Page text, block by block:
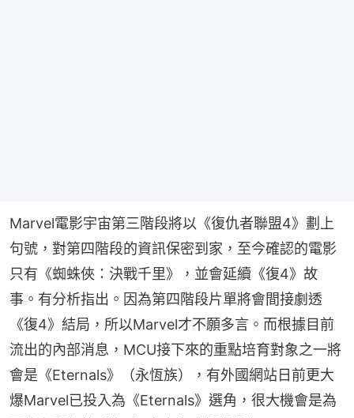
Marvel電影宇宙第三階段將以《復仇者聯盟4》劃上
句號，對第四階段的資訊保密到家，至今確認的電影
只有《蜘蛛俠：決戰千里》，並會延續《復4》故
事。有分析指出。因為第四階段片單將會間接劇透
《復4》結局，所以Marvel才不願多言。而根據目前
流出的內部消息，MCU接下來的重點培育對象之一將
會是《Eternals》（永恆族），有外國網站日前更大
爆Marvel已投入為《Eternals》選角，很大機會是為